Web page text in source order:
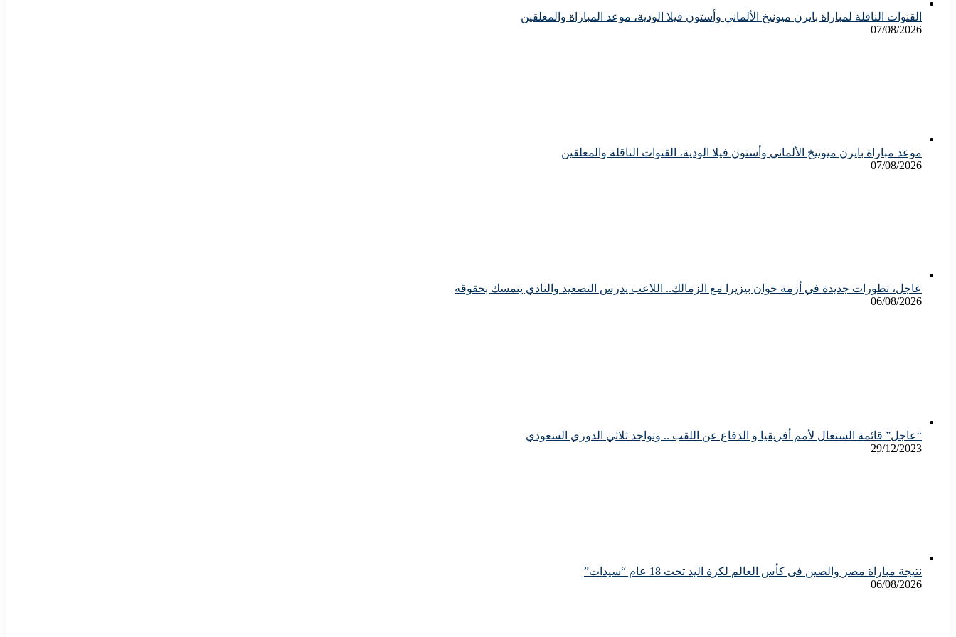
القنوات الناقلة لمباراة بايرن ميونيخ الألماني وأستون فيلا الودية، موعد المباراة والمعلقين
07/08/2026
موعد مباراة بايرن ميونيخ الألماني وأستون فيلا الودية، القنوات الناقلة والمعلقين
07/08/2026
عاجل، تطورات جديدة في أزمة خوان بيزيرا مع الزمالك.. اللاعب يدرس التصعيد والنادي يتمسك بحقوقه
06/08/2026
“عاجل” قائمة السنغال لأمم أفريقيا و الدفاع عن اللقب .. وتواجد ثلاثي الدوري السعودي
29/12/2023
نتيجة مباراة مصر والصين فى كأس العالم لكرة اليد تحت 18 عام “سيدات”
06/08/2026